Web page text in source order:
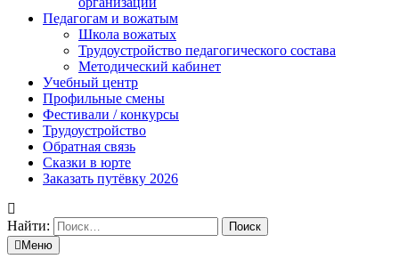
Педагогам и вожатым
Школа вожатых
Трудоустройство педагогического состава
Методический кабинет
Учебный центр
Профильные смены
Фестивали / конкурсы
Трудоустройство
Обратная связь
Сказки в юрте
Заказать путёвку 2026
Найти:
Меню